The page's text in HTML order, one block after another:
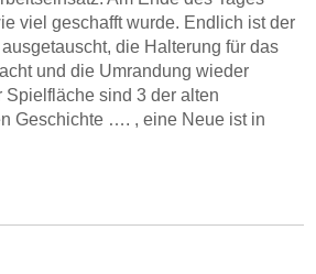
viel geschafft wurde. Endlich ist der
die Halterung für das
und die Umrandung wieder
Spielfläche sind 3 der alten
Geschichte …. , eine Neue ist in